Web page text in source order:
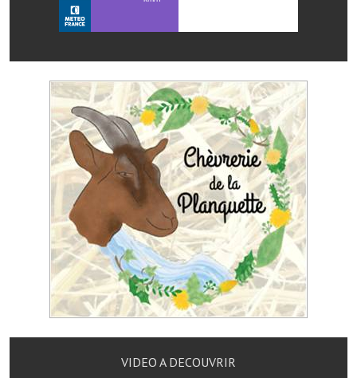
Les réseaux partenaires
L'association des maires
Le conseil départemental
VILLE PRATIQUE
Services publics intercommunaux
Affaires scolaires, CCAS
Eaux, assainissement
France services
France Renov
Déchets ménagers, tri sélectif, encombrants
Services publics communauxVIDEO A DECOUVRIR